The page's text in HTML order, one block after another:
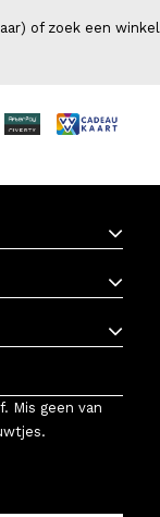
of zoek een winkel
Mis geen van